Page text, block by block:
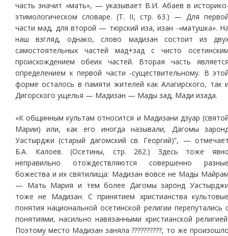
часть значит «мать», — указывает В.И. Абаев в
этимологическом словаре. (Т. II, стр. 63.) — Для
части мад, для второй — тюрский иза, изан -«матушка».
наш взгляд, однако, слово мадизан состоит из
самостоятельных частей мад+зад с чисто
происхождением обеих частей. Вторая часть
определением к первой части -существительному. В
форме осталось в памяти жителей как Алагирского, так
Дигорского ущелья — Мадизан — Мады зад, Мади изада.
«К общинным культам относится и Мадизани дзуар
Марии) или, как его иногда называли, Дагомы
Уастырджи (старый дагомский св. Георгий)”, —
Б.А. Калоев. (Осетины, стр. 262.) Здесь тоже
неправильно отождествляются совершенно
божества и их святилища: Мадизан вовсе не Мады
— Мать Мария и тем более Дагомы заронд
тоже не Мадизан. С принятием христианства
понятия национальной осетинской религии перепутались
понятиями, насильно навязанными христианской
Поэтому место Мадизан заняла ??????????, то же